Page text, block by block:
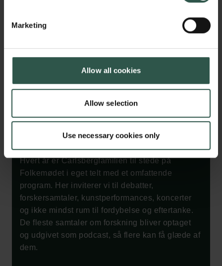
Marketing
Allow all cookies
Allow selection
Use necessary cookies only
Lyt fra din foretrukne podcast-app
FOLKEMØDET
Hvert år er Carlsbergfamilien til stede på
Folkemødet i eget telt med et omfattende
program. Her inviterer vi til debatter,
forskersamtaler, kunstperformances, koncerter
og ikke mindst rum til fordybelse og eftertanke.
De fleste samtaler om forskning bliver optaget
og udgivet som podcast, så flere kan få glæde af
dem.